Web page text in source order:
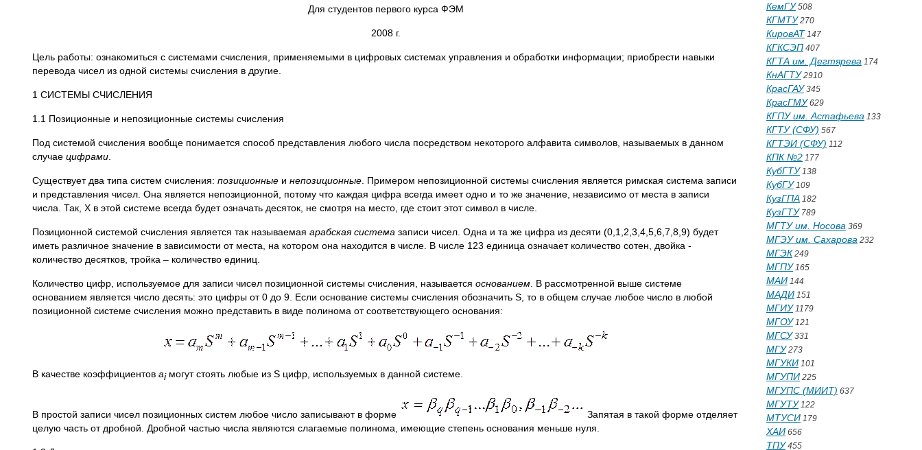
Для студентов первого курса ФЭМ
2008 г.
Цель работы: ознакомиться с системами счисления, применяемыми в цифровых системах управления и обработки информации; приобрести навыки
перевода чисел из одной системы счисления в другие.
1 СИСТЕМЫ СЧИСЛЕНИЯ
1.1 Позиционные и непозиционные системы счисления
Под системой счисления вообще понимается способ представления любого числа посредством некоторого алфавита символов, называемых в данном
случае цифрами
Существует два типа систем счисления: позиционные и непозиционные . Примером непозиционной системы счисления является римская система записи
и представления чисел. Она является непозиционной, потому что каждая цифра всегда имеет одно и то же значение, независимо от места в записи
числа. Так, Х в этой системе всегда будет означать десяток, не смотря на место, где стоит этот символ в числе.
Позиционной системой счисления является так называемая арабская система записи чисел. Одна и та же цифра из десяти (0,1,2,3,4,5,6,7,8,9) будет
иметь различное значение в зависимости от места, на котором она находится в числе. В числе 123 единица означает количество сотен, двойка -
количество десятков, тройка – количество единиц.
Количество цифр, используемое для записи чисел позиционной системы счисления, называется основанием . В рассмотренной выше системе
основанием является число десять: это цифры от 0 до 9. Если основание системы счисления обозначить S, то в общем случае любое число в любой
позиционной системе счисления можно представить в виде полинома от соответствующего основания:
В качестве коэффициентов аiмогут стоять любые из S цифр, используемых в данной системе.
В простой записи чисел позиционных систем любое число записывают в форме
Запятая в такой форме отделяет
целую часть от дробной. Дробной частью числа являются слагаемые полинома, имеющие степень основания меньше нуля.
КемГУ508
КГМТУ270
КировАТ 147
КГКСЭП 407
КГТА им. Дегтярева 174
КнАГТУ2910
КрасГАУ345
КрасГМУ629
КГПУ им. Астафьева 133
КГТУ (СФУ) 567
КГТЭИ (СФУ) 112
КПК №2 177
КубГТУ138
КубГУ109
КузГПА 182
КузГТУ789
МГТУ им. Носова 369
МГЭУ им. Сахарова 232
МГЭК 249
МГПУ165
МАИ 144
МАДИ 151
МГИУ1179
МГОУ121
МГСУ331
МГУ273
МГУКИ 101
МГУПИ 225
МГУПС (МИИТ) 637
МГУТУ122
МТУСИ 179
ХАИ 656
ТПУ455